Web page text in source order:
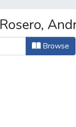
Browse